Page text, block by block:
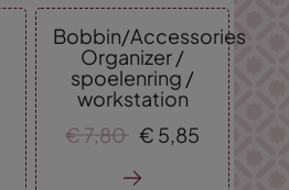
Bobbin/Accessories
Organizer /
spoelenring /
workstation
€ 7,80 € 5,85